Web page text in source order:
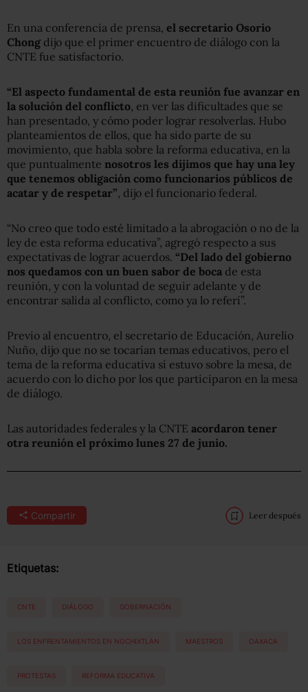
En una conferencia de prensa, el secretario Osorio
Chong dijo que el primer encuentro de diálogo con la
CNTE fue satisfactorio.
“El aspecto fundamental de esta reunión fue avanzar en
la solución del conflicto , en ver las dificultades que se
han presentado, y cómo poder lograr resolverlas. Hubo
planteamientos de ellos, que ha sido parte de su
movimiento, que habla sobre la reforma educativa, en la
que puntualmente nosotros les dijimos que hay una ley
que tenemos obligación como funcionarios públicos de
acatar y de respetar” , dijo el funcionario federal.
“No creo que todo esté limitado a la abrogación o no de la
ley de esta reforma educativa”, agregó respecto a sus
expectativas de lograr acuerdos. “Del lado del gobierno
nos quedamos con un buen sabor de boca de esta
reunión, y con la voluntad de seguir adelante y de
encontrar salida al conflicto, como ya lo referí”.
Previo al encuentro, el secretario de Educación, Aurelio
Nuño, dijo que no se tocarían temas educativos, pero el
tema de la reforma educativa sí estuvo sobre la mesa, de
acuerdo con lo dicho por los que participaron en la mesa
de diálogo.
Las autoridades federales y la CNTE acordaron tener
otra reunión el próximo lunes 27 de junio.
Compartir Leer después
Etiquetas:
CNTE DIÁLOGO GOBERNACIÓN
LOS ENFRENTAMIENTOS EN NOCHIXTLÁN MAESTROS OAXACA
PROTESTAS REFORMA EDUCATIVA